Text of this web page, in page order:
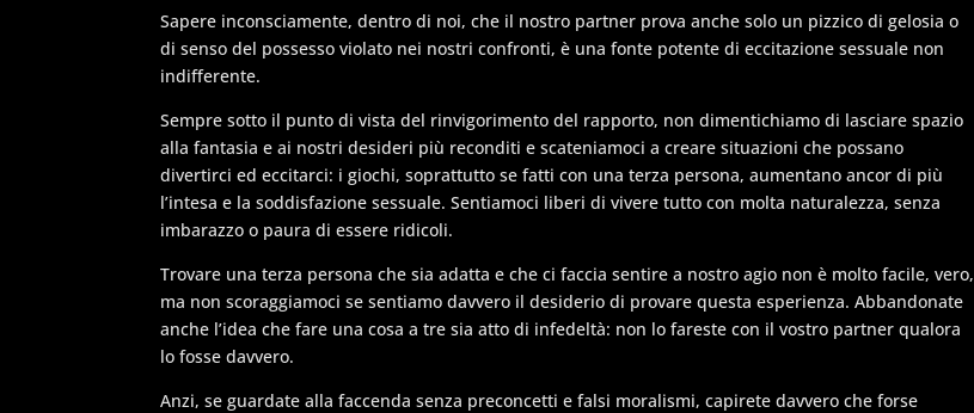
Sapere inconsciamente, dentro di noi, che il nostro partner prova anche solo un pizzico di gelosia o
di senso del possesso violato nei nostri confronti, è una fonte potente di eccitazione sessuale non
indifferente.
Sempre sotto il punto di vista del rinvigorimento del rapporto, non dimentichiamo di lasciare spazio
alla fantasia e ai nostri desideri più reconditi e scateniamoci a creare situazioni che possano
divertirci ed eccitarci: i giochi, soprattutto se fatti con una terza persona, aumentano ancor di più
l’intesa e la soddisfazione sessuale. Sentiamoci liberi di vivere tutto con molta naturalezza, senza
imbarazzo o paura di essere ridicoli.
Trovare una terza persona che sia adatta e che ci faccia sentire a nostro agio non è molto facile, vero,
ma non scoraggiamoci se sentiamo davvero il desiderio di provare questa esperienza. Abbandonate
anche l’idea che fare una cosa a tre sia atto di infedeltà: non lo fareste con il vostro partner qualora
lo fosse davvero.
Anzi, se guardate alla faccenda senza preconcetti e falsi moralismi, capirete davvero che forse